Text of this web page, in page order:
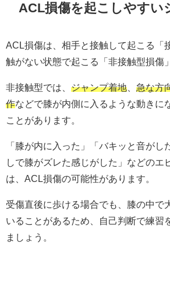
ACL損傷を起こしやすい
ACL損傷は、相手と接触して起こる「
触がない状態で起こる「非接触型損傷
非接触型では、 ジャンプ着地 急な方
作などで膝が内側に入るような動きに
ことがあります。
「膝が内に入った」「バキッと音がし
しで膝がズレた感じがした」などのエ
は、ACL損傷の可能性があります。
受傷直後に歩ける場合でも、膝の中で
いることがあるため、自己判断で練習
ましょう。